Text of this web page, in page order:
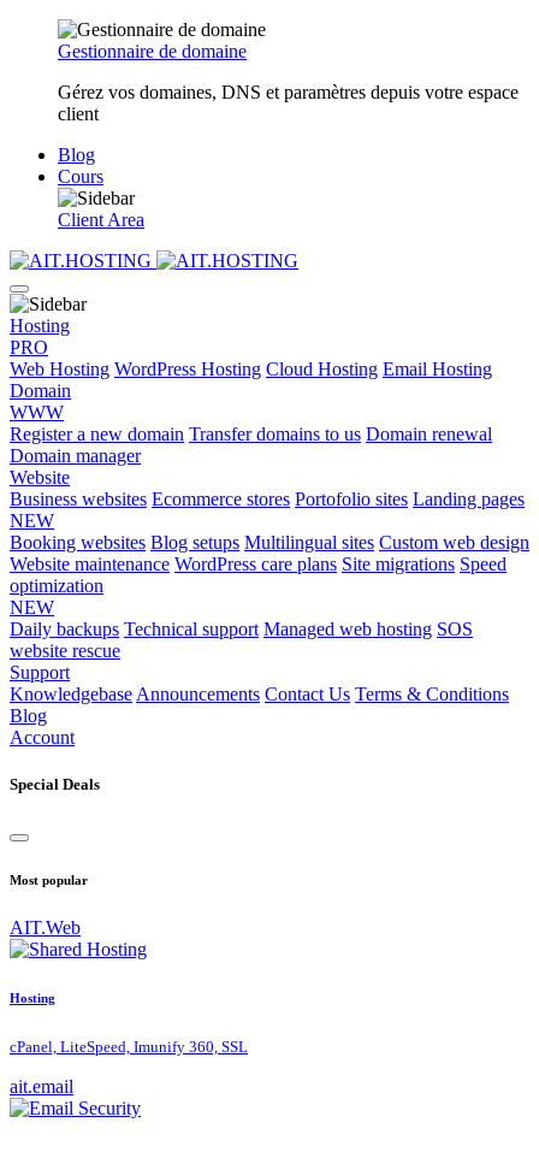
Gestionnaire de domaine
Gérez vos domaines, DNS et paramètres depuis votre espace
client
Blog
Cours
Client Area
Hosting
PRO
Web Hosting WordPress Hosting Cloud Hosting Email Hosting
Domain
WWW
Register a new domain Transfer domains to us Domain renewal
Domain manager
Website
Business websites Ecommerce stores Portofolio sites Landing pages
NEW
Booking websites Blog setups Multilingual sites Custom web design
Website maintenance WordPress care plans Site migrations Speed
optimization
NEW
Daily backups Technical support Managed web hosting SOS
website rescue
Support
Knowledgebase Announcements Contact Us Terms & Conditions
Blog
Account
Special Deals
Most popular
AIT.Web
Hosting
cPanel, LiteSpeed, Imunify 360, SSL
ait.email